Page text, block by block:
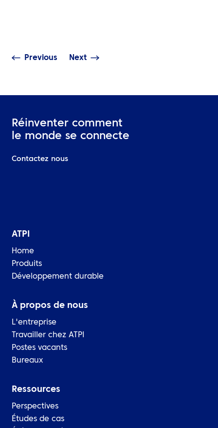
Previous Next
Réinventer comment
le monde se connecte
Contactez nous
ATPI
Home
Produits
Développement durable
À propos de nous
L'entreprise
Travailler chez ATPI
Postes vacants
Bureaux
Ressources
Perspectives
Études de cas